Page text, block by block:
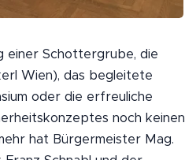
einer Schottergrube, die
Wien), das begleitete
oder die erfreuliche
noch keinen
hat Bürgermeister Mag.